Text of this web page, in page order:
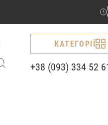
КАТЕГОРІЇ
+38 (093) 334 52